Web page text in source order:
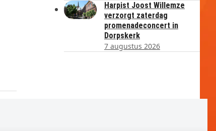
Harpist Joost Willemze
verzorgt zaterdag
promenadeconcert in
Dorpskerk
7 augustus 2026